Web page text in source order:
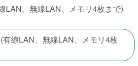
LAN、無線LAN、メモリ4枚まで)
有線LAN、無線LAN、メモリ4枚